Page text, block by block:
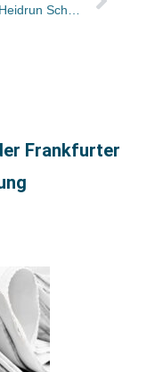
Frankfurter